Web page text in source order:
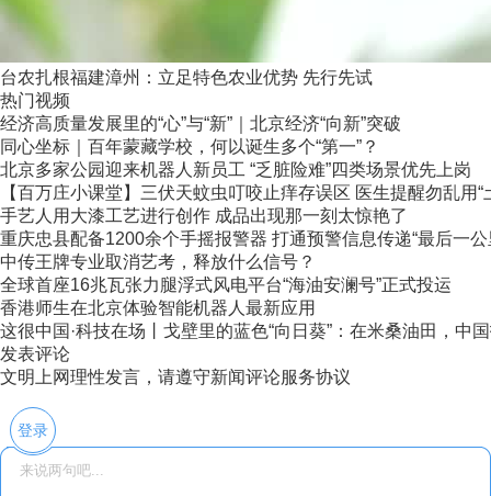
台农扎根福建漳州：立足特色农业优势 先行先试
热门视频
经济高质量发展里的“心”与“新”｜北京经济“向新”突破
同心坐标｜百年蒙藏学校，何以诞生多个“第一”？
北京多家公园迎来机器人新员工 “乏脏险难”四类场景优先上岗
【百万庄小课堂】三伏天蚊虫叮咬止痒存误区 医生提醒勿乱用“
手艺人用大漆工艺进行创作 成品出现那一刻太惊艳了
重庆忠县配备1200余个手摇报警器 打通预警信息传递“最后一公
中传王牌专业取消艺考，释放什么信号？
全球首座16兆瓦张力腿浮式风电平台“海油安澜号”正式投运
香港师生在北京体验智能机器人最新应用
这很中国·科技在场丨戈壁里的蓝色“向日葵”：在米桑油田，中
发表评论
文明上网理性发言，请遵守新闻评论服务协议
登录